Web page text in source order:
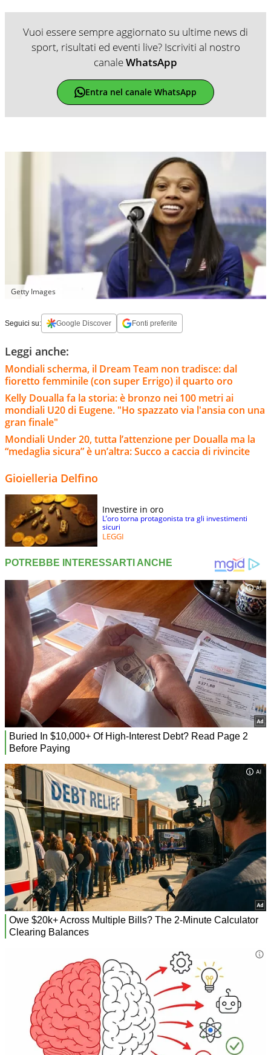
Vuoi essere sempre aggiornato su ultime news di
sport, risultati ed eventi live? Iscriviti al nostro
canaleWhatsApp
Entra nel canale WhatsApp
Getty Images
Seguici su: Google Discover Fonti preferite
Leggi anche:
Mondiali scherma, il Dream Team non tradisce: dal
fioretto femminile (con super Errigo) il quarto oro
Kelly Doualla fa la storia: è bronzo nei 100 metri ai
mondiali U20 di Eugene. "Ho spazzato via l'ansia con una
gran finale"
Mondiali Under 20, tutta l’attenzione per Doualla ma la
“medaglia sicura” è un’altra: Succo a caccia di rivincite
Gioielleria Delfino
Investire in oro
L’oro torna protagonista tra gli investimenti
sicuri
LEGGI